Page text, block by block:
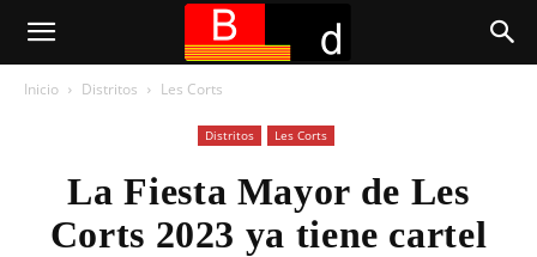
Inicio Distritos Les Corts
Distritos Les Corts
La Fiesta Mayor de Les
Corts 2023 ya tiene cartel